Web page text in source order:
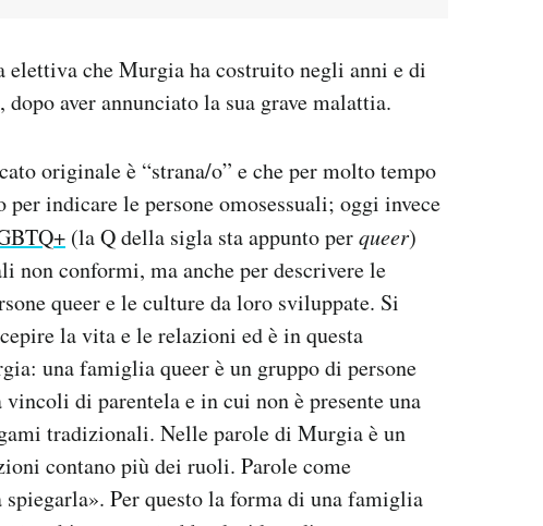
che Murgia ha costruito negli anni e di
aver annunciato la sua grave malattia.
originale è “strana/o” e che per molto tempo
indicare le persone omosessuali; oggi invece
(la Q della sigla sta appunto perqueer)
non conformi, ma anche per descrivere le
queer e le culture da loro sviluppate. Si
la vita e le relazioni ed è in questa
una famiglia queer è un gruppo di persone
vincoli di parentela e in cui non è presente una
tradizionali. Nelle parole di Murgia è un
contano più dei ruoli. Parole come
Per questo la forma di una famiglia